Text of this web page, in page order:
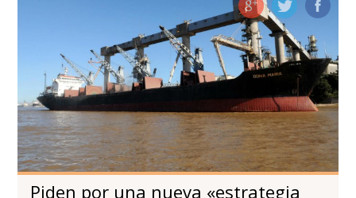
Piden por una nueva «estrategia